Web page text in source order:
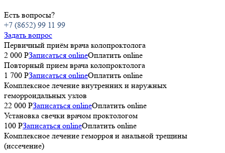
Есть вопросы?
+7 (8652) 99 11 99
Задать вопрос
Первичный приём врача колопроктолога
2 000 РЗаписаться onlineОплатить online
Повторный прием врача колопроктолога
1 700 РЗаписаться onlineОплатить online
Комплексное лечение внутренних и наружных
геморроидальных узлов
22 000 PЗаписаться onlineОплатить online
Установка свечки врачом проктологом
100 PЗаписаться onlineОплатить online
Комплексное лечение геморроя и анальной трещины
(иссечение)